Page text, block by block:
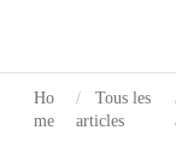
Ho
me
Tous les
articles